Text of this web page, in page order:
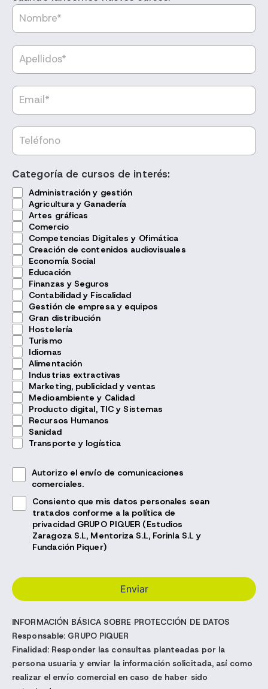
Categoría de cursos de interés:
Administración y gestión
Agricultura y Ganadería
Artes gráficas
Comercio
Competencias Digitales y Ofimática
Creación de contenidos audiovisuales
Economía Social
Educación
Finanzas y Seguros
Contabilidad y Fiscalidad
Gestión de empresa y equipos
Gran distribución
Hostelería
Turismo
Idiomas
Alimentación
Industrias extractivas
Marketing, publicidad y ventas
Medioambiente y Calidad
Producto digital, TIC y Sistemas
Recursos Humanos
Sanidad
Transporte y logística
Autorizo el envío de comunicaciones
comerciales.
Consiento que mis datos personales sean
tratados conforme a la política de
privacidad GRUPO PIQUER (Estudios
Zaragoza S.L, Mentoriza S.L, Forinla S.L y
Fundación Piquer)
INFORMACIÓN BÁSICA SOBRE PROTECCIÓN DE DATOS
Responsable: GRUPO PIQUER
Finalidad: Responder las consultas planteadas por la
persona usuaria y enviar la información solicitada, así como
realizar el envío comercial en caso de haber sido